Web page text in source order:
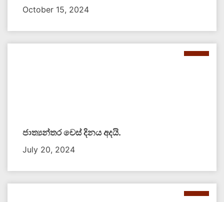
October 15, 2024
ජාත්‍යන්තර චෙස් දිනය අදයි.
July 20, 2024